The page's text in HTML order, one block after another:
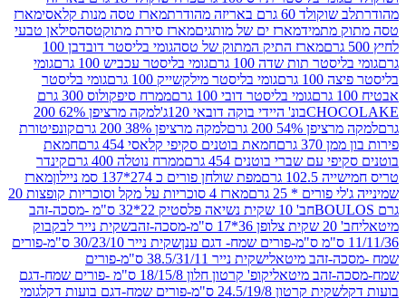
60 גרם באריזה מהודרת
מארז טסה מנות קלאסי מארז
מארז ים של מותגיםמארז סירת מתוקטסהסילאן טבעי
מארז התיק המתוק של טסה
גומי בליסטר דובדבן 100
תות שדה 100 גרם
גומי בליסטר עכביש 100 גרם
גומי
גרם
גומי בליסטר מילקשייק 100 גרם
גומי בליסטר
גומי בליסטר דובי 100 גרם
ממרח סיפקולוס 300 גרם
בונ' היידי בוקה דובאי 120ג'
למקה מרציפן 62% 200
200 גרם
למקה מרציפן 38% 200 גרם
קונפיטורת
גרם
חמאת בוטנים סקיפי קלאסי 454 גרם
חמאת
עם שברי בוטנים 454 גרם
ממרח נוטלה 400 גרם
קינדר
גרם
מפת שולחן פורים כ 274*137 סמ ניילון
מארז
* 25 גרם
מארז 4 סוכריות על מקל וסוכריות קופצות 20
חב' 10 שקית נשיאה פלסטיק 22*32 ס"מ -מסכה-זהב
שקית נייר לבקבוק
שקית נייר 30/23/10 ס"מ-פורים
זהב מיטאלי
שקית נייר 38.5/31/11 ס"מ-פורים
מיטאלי
קופ' קרטון חלון 18/15/8 ס"מ -פורים שמח-דגם
שקית קרטון 24.5/19/8 ס"מ-פורים שמח-דגם בועות דקל
גומי